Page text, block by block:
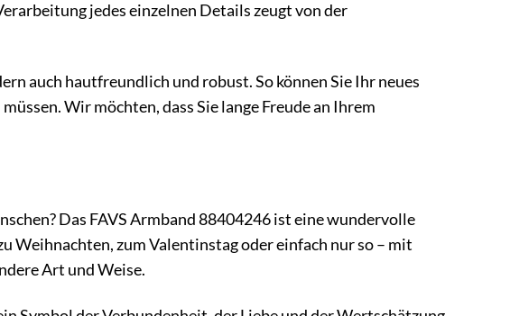
jedes einzelnen Details zeugt von der
auch hautfreundlich und robust. So können Sie Ihr neues
Wir möchten, dass Sie lange Freude an Ihrem
Das FAVS Armband 88404246 ist eine wundervolle
Weihnachten, zum Valentinstag oder einfach nur so – mit
Art und Weise.